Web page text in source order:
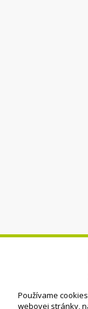
Používame
webovej stránky,